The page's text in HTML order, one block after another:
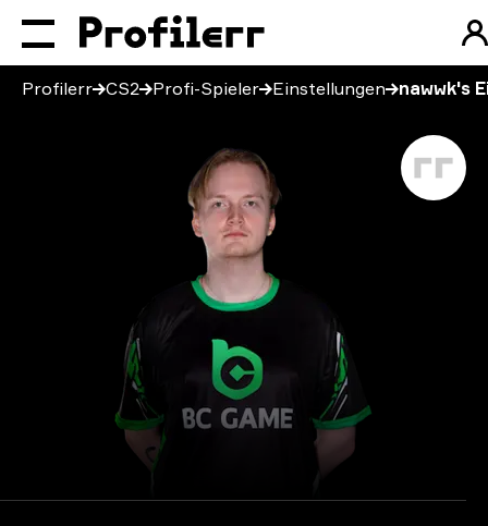
Profilerr CS2 Profi-Spieler Einstellungen nawwk's